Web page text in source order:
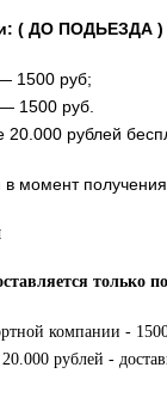
( ДО ПОДЬЕЗДА )
1500 руб;
1500 руб.
рублей
момент получения
только
компании -
рублей -